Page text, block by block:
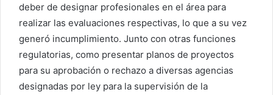
deber de designar profesionales en el área para
realizar las evaluaciones respectivas, lo que a su vez
generó incumplimiento. Junto con otras funciones
regulatorias, como presentar planos de proyectos
para su aprobación o rechazo a diversas agencias
designadas por ley para la supervisión de la